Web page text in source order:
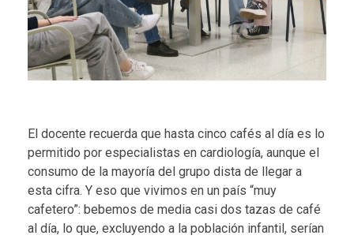
El docente recuerda que hasta cinco cafés al día es lo
permitido por especialistas en cardiología, aunque el
consumo de la mayoría del grupo dista de llegar a
esta cifra. Y eso que vivimos en un país “muy
cafetero”: bebemos de media casi dos tazas de café
al día, lo que, excluyendo a la población infantil, serían